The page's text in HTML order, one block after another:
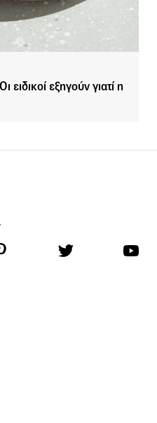
ειδικοί εξηγούν γιατί η